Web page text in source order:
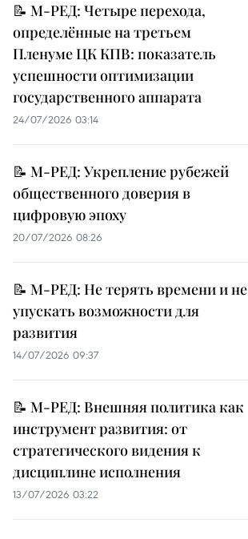
📝 М-РЕД: Четыре перехода,
определённые на третьем
Пленуме ЦК КПВ: показатель
успешности оптимизации
государственного аппарата
24/07/2026 03:14
📝 М-РЕД: Укрепление рубежей
общественного доверия в
цифровую эпоху
20/07/2026 08:26
📝 М-РЕД: Не терять времени и не
упускать возможности для
развития
14/07/2026 09:37
📝 М-РЕД: Внешняя политика как
инструмент развития: от
стратегического видения к
дисциплине исполнения
13/07/2026 03:22